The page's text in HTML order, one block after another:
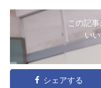
この記
い
シェアする